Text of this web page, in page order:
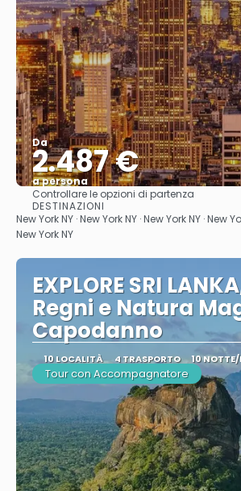
Da
2.487 €
a persona
Vedere
Controllare le opzioni di partenza
DESTINAZIONI
New York NY · New York NY · New York NY · New
New York NY
EXPLORE SRI
Regni e Natura
Capodanno
10 LOCALITÀ 4 TRASPORTO 10
Tour con Accompagnatore